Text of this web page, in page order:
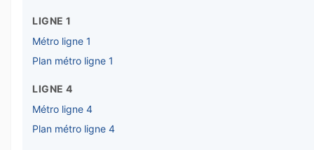
LIGNE 1
Métro ligne 1
Plan métro ligne 1
LIGNE 4
Métro ligne 4
Plan métro ligne 4